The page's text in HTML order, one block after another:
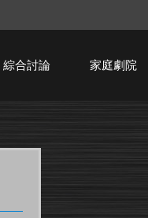
綜合討論 家庭劇院